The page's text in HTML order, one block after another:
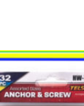
11513
-
HW-